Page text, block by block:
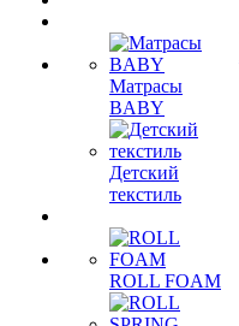
Матрасы
BABY
Детский
текстиль
ROLL FOAM